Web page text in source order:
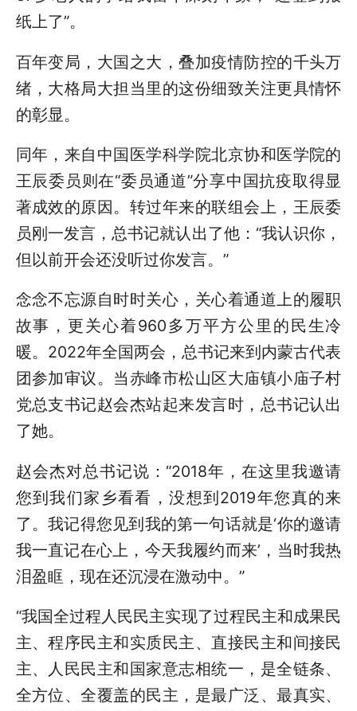
纸上了”。
百年变局，大国之大，叠加疫情防控的千头万
绪，大格局大担当里的这份细致关注更具情怀
的彰显。
同年，来自中国医学科学院北京协和医学院的
王辰委员则在“委员通道”分享中国抗疫取得显
著成效的原因。转过年来的联组会上，王辰委
员刚一发言，总书记就认出了他：“我认识你，
但以前开会还没听过你发言。”
念念不忘源自时时关心，关心着通道上的履职
故事，更关心着960多万平方公里的民生冷
暖。2022年全国两会，总书记来到内蒙古代表
团参加审议。当赤峰市松山区大庙镇小庙子村
党总支书记赵会杰站起来发言时，总书记认出
了她。
赵会杰对总书记说：“2018年，在这里我邀请
您到我们家乡看看，没想到2019年您真的来
了。我记得您见到我的第一句话就是‘你的邀请
我一直记在心上，今天我履约而来’，当时我热
泪盈眶，现在还沉浸在激动中。”
“我国全过程人民民主实现了过程民主和成果民
主、程序民主和实质民主、直接民主和间接民
主、人民民主和国家意志相统一，是全链条、
全方位、全覆盖的民主，是最广泛、最真实、